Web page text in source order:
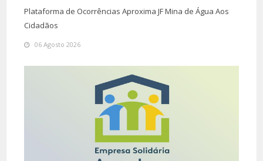
Plataforma de Ocorrências Aproxima JF Mina de Água Aos
Cidadãos
06 Agosto 2026